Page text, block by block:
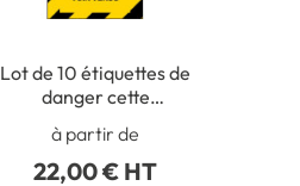
Lot de 10 étiquettes de
danger cette
condamnation et
étiquette ne peuvent
être enlevées
à partir de
22,00 € HT